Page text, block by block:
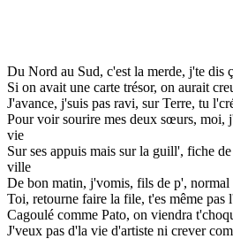
Du Nord au Sud, c'est la merde, j'te dis
Si on avait une carte trésor, on aurait
J'avance, j'suis pas ravi, sur Terre, tu
Pour voir sourire mes deux sœurs, moi,
vie
Sur ses appuis mais sur la guill', fiche
ville
De bon matin, j'vomis, fils de p',
Toi, retourne faire la file, t'es même pas
Cagoulé comme Pato, on viendra
J'veux pas d'la vie d'artiste ni crever